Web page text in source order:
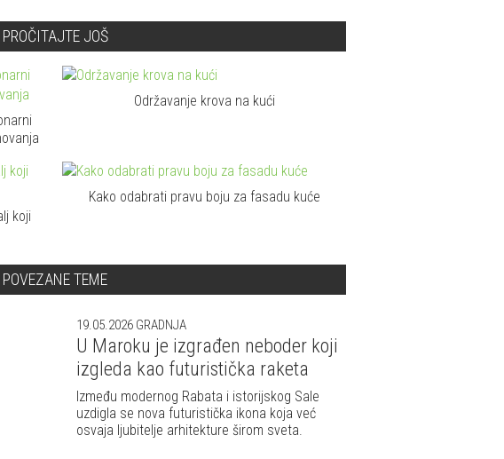
PROČITAJTE JOŠ
Održavanje krova na kući
koji
Kako odabrati pravu boju za fasadu kuće
POVEZANE TEME
19.05.2026 GRADNJA
U Maroku je izgrađen neboder koji
izgleda kao futuristička raketa
Između modernog Rabata i istorijskog Sale
uzdigla se nova futuristička ikona koja već
osvaja ljubitelje arhitekture širom sveta.